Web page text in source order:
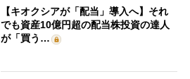
【キオクシアが「配当」導入へ】それ
でも資産10億円超の配当株投資の達人
が「買う…